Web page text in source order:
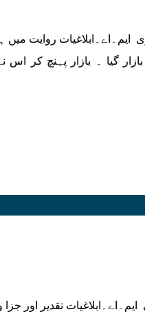
ایم۔اے۔ابلاغیات روایت میں
گیا ۔ بازار پہنچ کر اس
تقدیر اور جزا